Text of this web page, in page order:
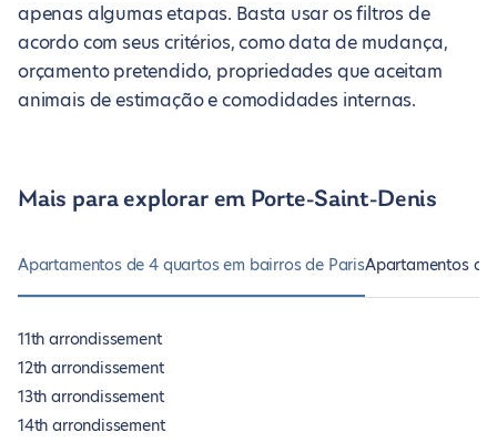
apenas algumas etapas. Basta usar os filtros de
acordo com seus critérios, como data de mudança,
orçamento pretendido, propriedades que aceitam
animais de estimação e comodidades internas.
Mais para explorar em Porte-Saint-Denis
Apartamentos de 4 quartos em bairros de ParisApartamentos de
11th arrondissement
12th arrondissement
13th arrondissement
14th arrondissement